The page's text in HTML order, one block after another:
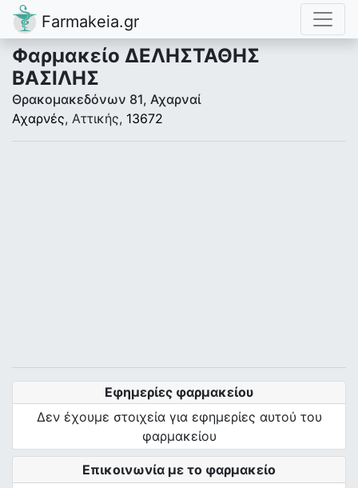
Farmakeia.gr
Φαρμακείο ΔΕΛΗΣΤΑΘΗΣ
ΒΑΣΙΛΗΣ
Θρακομακεδόνων 81, Αχαρναί
Αχαρνές, Αττικής, 13672
Επικοινωνία με το φαρμακείο
Εφημερίες φαρμακείου
Δεν έχουμε στοιχεία για εφημερίες αυτού του
φαρμακείου